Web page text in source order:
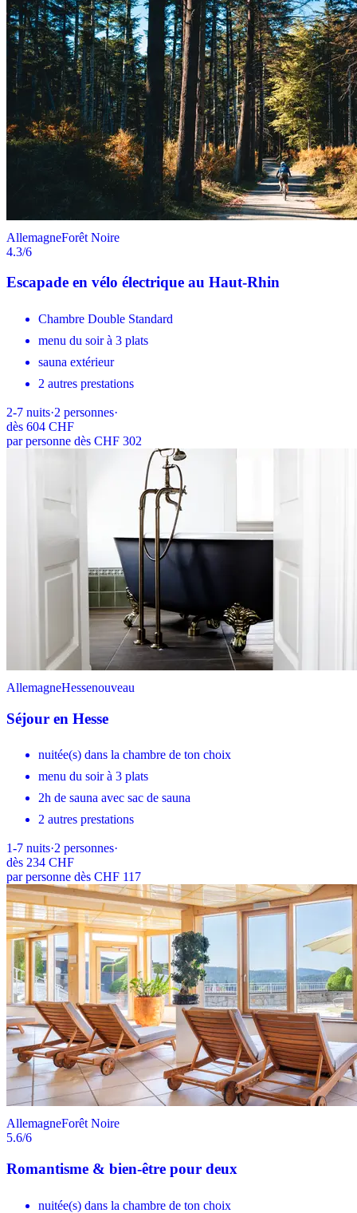
AllemagneForêt Noire
4.3/6
Escapade en vélo électrique au Haut-Rhin
Chambre Double Standard
menu du soir à 3 plats
sauna extérieur
2 autres prestations
2-7 nuits·2 personnes·
dès 604 CHF
par personne dès CHF 302
AllemagneHessenouveau
Séjour en Hesse
nuitée(s) dans la chambre de ton choix
menu du soir à 3 plats
2h de sauna avec sac de sauna
2 autres prestations
1-7 nuits·2 personnes·
dès 234 CHF
par personne dès CHF 117
AllemagneForêt Noire
5.6/6
Romantisme & bien-être pour deux
nuitée(s) dans la chambre de ton choix